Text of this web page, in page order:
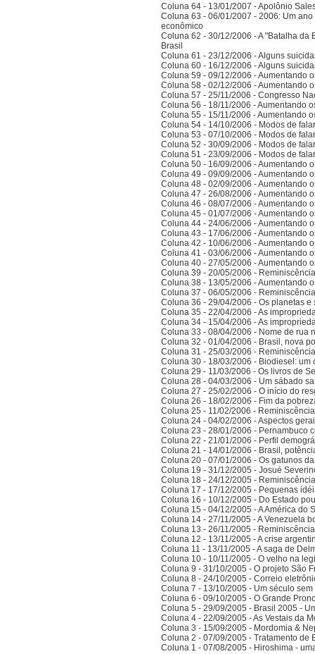
Coluna 64 - 13/01/2007 - Apolônio
Coluna 63 - 06/01/2007 - 2006: Um
econômico
Coluna 62 - 30/12/2006 - A "Batalha
Brasil
Coluna 61 - 23/12/2006 - Alguns
Coluna 60 - 16/12/2006 - Alguns
Coluna 59 - 09/12/2006 - Aumentando
Coluna 58 - 02/12/2006 - Aumentando
Coluna 57 - 25/11/2006 - Congresso
Coluna 56 - 18/11/2006 - Aumentando
Coluna 55 - 15/11/2006 - Aumentando
Coluna 54 - 14/10/2006 - Modos de
Coluna 53 - 07/10/2006 - Modos de
Coluna 52 - 30/09/2006 - Modos de
Coluna 51 - 23/09/2006 - Modos de
Coluna 50 - 16/09/2006 - Aumentando
Coluna 49 - 09/09/2006 - Aumentando
Coluna 48 - 02/09/2006 - Aumentando
Coluna 47 - 26/08/2006 - Aumentando
Coluna 46 - 08/07/2006 - Aumentando
Coluna 45 - 01/07/2006 - Aumentando
Coluna 44 - 24/06/2006 - Aumentando
Coluna 43 - 17/06/2006 - Aumentando
Coluna 42 - 10/06/2006 - Aumentando
Coluna 41 - 03/06/2006 - Aumentando
Coluna 40 - 27/05/2006 - Aumentando
Coluna 39 - 20/05/2006 -
Coluna 38 - 13/05/2006 - Aumentando
Coluna 37 - 06/05/2006 -
Coluna 36 - 29/04/2006 - Os planetas e
Coluna 35 - 22/04/2006 - As
Coluna 34 - 15/04/2006 - As
Coluna 33 - 08/04/2006 - Nome de rua
Coluna 32 - 01/04/2006 - Brasil, nova
Coluna 31 - 25/03/2006 -
Coluna 30 - 18/03/2006 - Biodiesel:
Coluna 29 - 11/03/2006 - Os livros de
Coluna 28 - 04/03/2006 - Um sábado
Coluna 27 - 25/02/2006 - O início do
Coluna 26 - 18/02/2006 - Fim da
Coluna 25 - 11/02/2006 -
Coluna 24 - 04/02/2006 - Aspectos
Coluna 23 - 28/01/2006 - Pernambuco
Coluna 22 - 21/01/2006 - Perfil
Coluna 21 - 14/01/2006 - Brasil,
Coluna 20 - 07/01/2006 - Os gatunos
Coluna 19 - 31/12/2005 - Josué
Coluna 18 - 24/12/2005 -
Coluna 17 - 17/12/2005 - Pequenas
Coluna 16 - 10/12/2005 - Do Estado
Coluna 15 - 04/12/2005 - A América do
Coluna 14 - 27/11/2005 - A Venezuela
Coluna 13 - 26/11/2005 -
Coluna 12 - 13/11/2005 - A crise
Coluna 11 - 13/11/2005 - A saga de
Coluna 10 - 10/11/2005 - O velho na
Coluna 9 - 31/10/2005 - O projeto São
Coluna 8 - 24/10/2005 - Correio
Coluna 7 - 13/10/2005 - Um século
Coluna 6 - 09/10/2005 - O Grande
Coluna 5 - 29/09/2005 - Brasil 2005 -
Coluna 4 - 22/09/2005 - As Vestais da
Coluna 3 - 15/09/2005 - Mordomia &
Coluna 2 - 07/09/2005 - Tratamento de
Coluna 1 - 07/08/2005 - Hiroshima -